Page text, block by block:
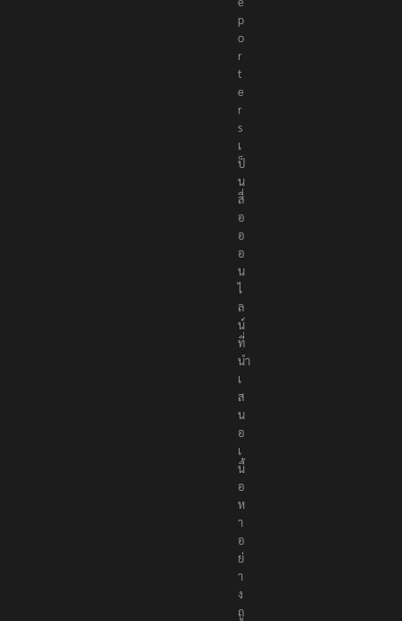
p
o
r
t
e
r
s
เ
ป็
น
สื่
อ
อ
อ
น
ไ
ล
น์
ที่
นำ
เ
ส
น
อ
เ
นื้
อ
ห
า
อ
ย่
า
ง
ถู